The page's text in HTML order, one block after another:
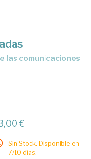
€
Sin Stock. Disponible en
7/10 días.